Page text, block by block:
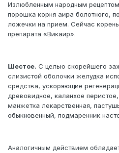
Излюбленным народным
порошка корня аира болотного,
ложечки на прием. Сейчас
препарата «Викаир».
Шестое. С целью скорейшего
слизистой оболочки желудка
средства, ускоряющие
древовидное, каланхое
манжетка лекарственная,
обыкновенный, подмаренник
Аналогичным действием